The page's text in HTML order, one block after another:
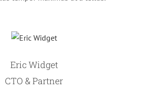
Eric Widget
CTO & Partner